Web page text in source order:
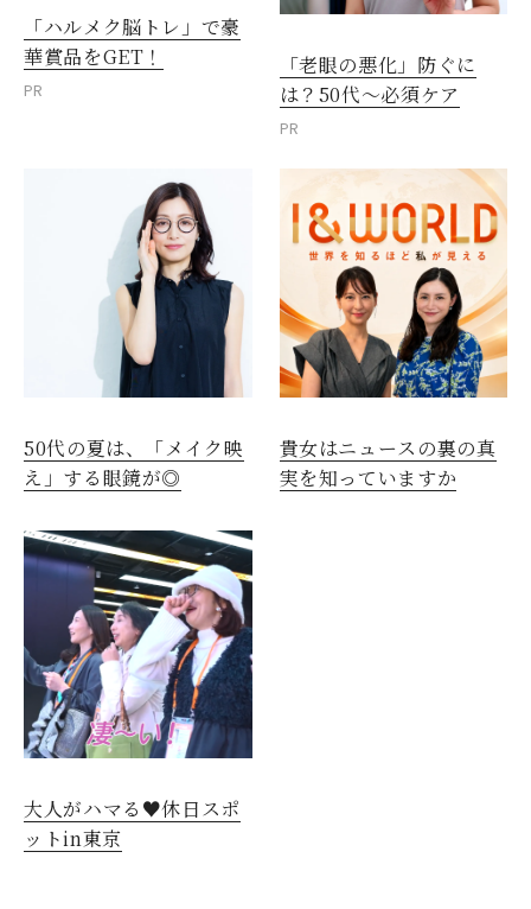
「ハルメク脳トレ」で豪
華賞品をGET！
PR
「老眼の悪化」防ぐに
は？50代～必須ケア
PR
50代の夏は、「メイク映
え」する眼鏡が◎
貴女はニュースの裏の真
実を知っていますか
大人がハマる♥休日スポ
ットin東京